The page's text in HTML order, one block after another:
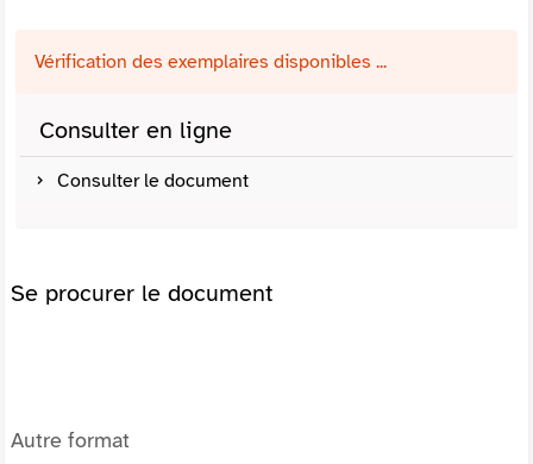
Vérification des exemplaires disponibles ...
Consulter en ligne
Consulter le document
Se procurer le document
Autre format